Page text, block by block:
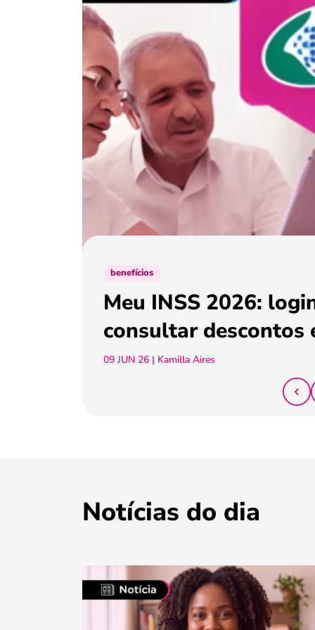
benefícios
Meu INSS 2026:
consultar descontos
09 JUN 26 | Kamilla Aires
Notícias do dia